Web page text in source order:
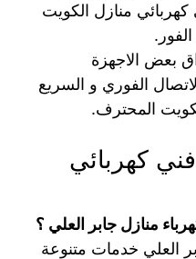
كهربائي منازل الكويت
بعض الاجهزة
الفوري و السريع
المحترف.
كهربائي
منازل جابر العلي ؟
العلي خدمات متنوعة